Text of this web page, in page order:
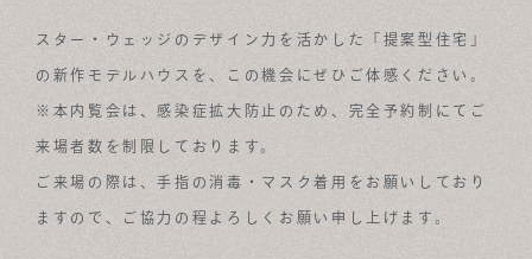
スター・ウェッジのデザイン力を活かした「提案型住宅」
の新作モデルハウスを、この機会にぜひご体感ください。
※本内覧会は、感染症拡大防止のため、完全予約制にてご
来場者数を制限しております。
ご来場の際は、手指の消毒・マスク着用をお願いしており
ますので、ご協力の程よろしくお願い申し上げます。